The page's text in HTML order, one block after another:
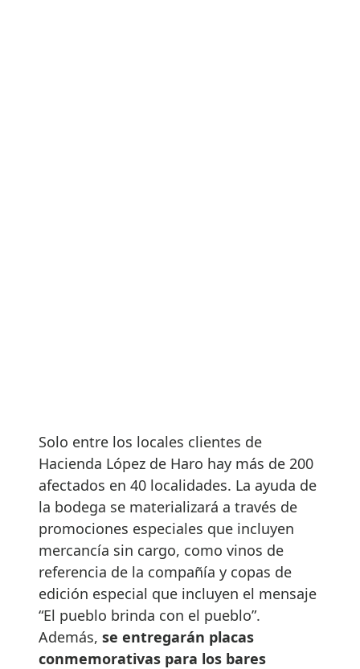
Solo entre los locales clientes de
Hacienda López de Haro hay más de 200
afectados en 40 localidades. La ayuda de
la bodega se materializará a través de
promociones especiales que incluyen
mercancía sin cargo, como vinos de
referencia de la compañía y copas de
edición especial que incluyen el mensaje
“El pueblo brinda con el pueblo”.
Además, se entregarán placas
conmemorativas para los bares